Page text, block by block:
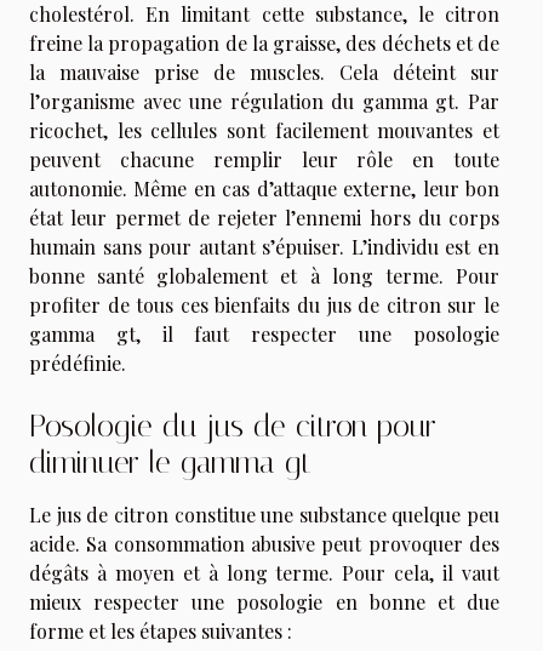
cholestérol. En limitant cette substance, le citron
freine la propagation de la graisse, des déchets et de
la mauvaise prise de muscles. Cela déteint sur
l’organisme avec une régulation du gamma gt. Par
ricochet, les cellules sont facilement mouvantes et
peuvent chacune remplir leur rôle en toute
autonomie. Même en cas d’attaque externe, leur bon
état leur permet de rejeter l’ennemi hors du corps
humain sans pour autant s’épuiser. L’individu est en
bonne santé globalement et à long terme. Pour
profiter de tous ces bienfaits du jus de citron sur le
gamma gt, il faut respecter une posologie
prédéfinie.
Posologie du jus de citron pour
diminuer le gamma gt
Le jus de citron constitue une substance quelque peu
acide. Sa consommation abusive peut provoquer des
dégâts à moyen et à long terme. Pour cela, il vaut
mieux respecter une posologie en bonne et due
forme et les étapes suivantes :